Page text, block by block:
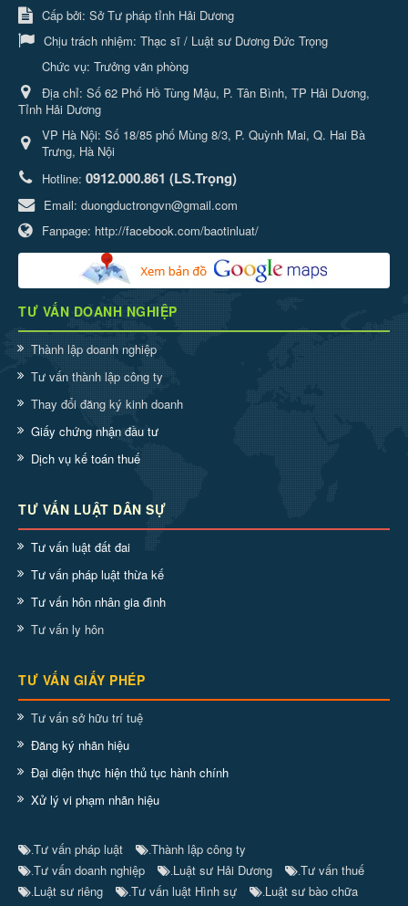
Cấp bởi: Sở Tư pháp tỉnh Hải Dương
Chịu trách nhiệm: Thạc sĩ / Luật sư Dương Đức Trọng
Chức vụ: Trưởng văn phòng
Địa chỉ: Số 62 Phố Hồ Tùng Mậu, P. Tân Bình, TP Hải Dương,
Tỉnh Hải Dương
VP Hà Nội: Số 18/85 phố Mùng 8/3, P. Quỳnh Mai, Q. Hai Bà
Trưng, Hà Nội
Hotline: 0912.000.861 (LS.Trọng)
Email: duongductrongvn@gmail.com
Fanpage: http://facebook.com/baotinluat/
TƯ VẤN DOANH NGHIỆP
Thành lập doanh nghiệp
Tư vấn thành lập công ty
Thay đổi đăng ký kinh doanh
Giấy chứng nhận đầu tư
Dịch vụ kế toán thuế
TƯ VẤN LUẬT DÂN SỰ
Tư vấn luật đất đai
Tư vấn pháp luật thừa kế
Tư vấn hôn nhân gia đình
Tư vấn ly hôn
TƯ VẤN GIẤY PHÉP
Tư vấn sở hữu trí tuệ
Đăng ký nhãn hiệu
Đại diện thực hiện thủ tục hành chính
Xử lý vi phạm nhãn hiệu
Tư vấn pháp luật Thành lập công ty
Tư vấn doanh nghiệp Luật sư Hải Dương Tư vấn thuế
Luật sư riêng Tư vấn luật Hình sự
Luật sư bào chữa